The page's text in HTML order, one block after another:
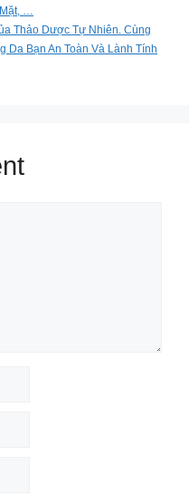
…
Thảo Dược Tự Nhiên. Cùng
Da Bạn An Toàn Và Lành Tính